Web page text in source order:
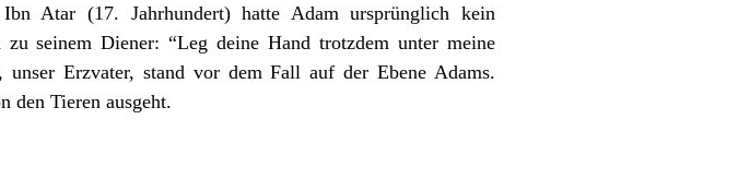
Atar (17. Jahrhundert) hatte Adam ursprünglich kein
seinem Diener: “Leg deine Hand trotzdem unter meine
Erzvater, stand vor dem Fall auf der Ebene Adams.
den Tieren ausgeht.